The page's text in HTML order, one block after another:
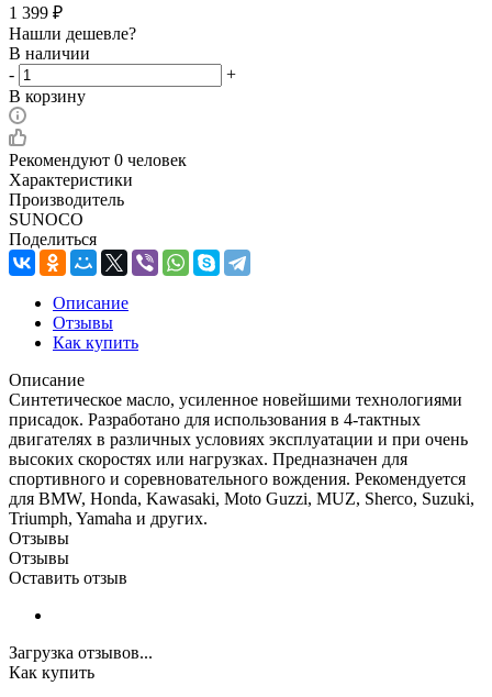
1 399 ₽
Нашли дешевле?
В наличии
-
+
В корзину
Рекомендуют 0 человек
Характеристики
Производитель
SUNOCO
Поделиться
Описание
Отзывы
Как купить
Описание
Синтетическое масло, усиленное новейшими технологиями
присадок. Разработано для использования в 4-тактных
двигателях в различных условиях эксплуатации и при очень
высоких скоростях или нагрузках. Предназначен для
спортивного и соревновательного вождения. Рекомендуется
для BMW, Honda, Kawasaki, Moto Guzzi, MUZ, Sherco, Suzuki,
Triumph, Yamaha и других.
Отзывы
Отзывы
Оставить отзыв
Загрузка отзывов...
Как купить